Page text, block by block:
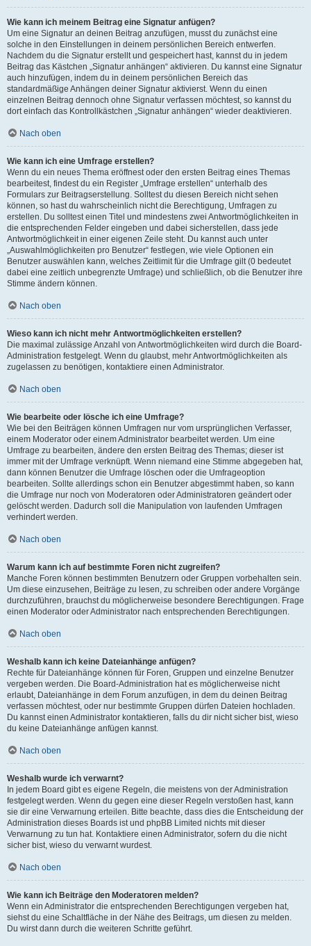
Wie kann ich meinem Beitrag eine Signatur anfügen?
Um eine Signatur an deinen Beitrag anzufügen, musst du zunächst eine
solche in den Einstellungen in deinem persönlichen Bereich entwerfen.
Nachdem du die Signatur erstellt und gespeichert hast, kannst du in jedem
Beitrag das Kästchen „Signatur anhängen“ aktivieren. Du kannst eine Signatur
auch hinzufügen, indem du in deinem persönlichen Bereich das
standardmäßige Anhängen deiner Signatur aktivierst. Wenn du einen
einzelnen Beitrag dennoch ohne Signatur verfassen möchtest, so kannst du
dort einfach das Kontrollkästchen „Signatur anhängen“ wieder deaktivieren.
Nach oben
Wie kann ich eine Umfrage erstellen?
Wenn du ein neues Thema eröffnest oder den ersten Beitrag eines Themas
bearbeitest, findest du ein Register „Umfrage erstellen“ unterhalb des
Formulars zur Beitragserstellung. Solltest du diesen Bereich nicht sehen
können, so hast du wahrscheinlich nicht die Berechtigung, Umfragen zu
erstellen. Du solltest einen Titel und mindestens zwei Antwortmöglichkeiten in
die entsprechenden Felder eingeben und dabei sicherstellen, dass jede
Antwortmöglichkeit in einer eigenen Zeile steht. Du kannst auch unter
„Auswahlmöglichkeiten pro Benutzer“ festlegen, wie viele Optionen ein
Benutzer auswählen kann, welches Zeitlimit für die Umfrage gilt (0 bedeutet
dabei eine zeitlich unbegrenzte Umfrage) und schließlich, ob die Benutzer ihre
Stimme ändern können.
Nach oben
Wieso kann ich nicht mehr Antwortmöglichkeiten erstellen?
Die maximal zulässige Anzahl von Antwortmöglichkeiten wird durch die Board-
Administration festgelegt. Wenn du glaubst, mehr Antwortmöglichkeiten als
zugelassen zu benötigen, kontaktiere einen Administrator.
Nach oben
Wie bearbeite oder lösche ich eine Umfrage?
Wie bei den Beiträgen können Umfragen nur vom ursprünglichen Verfasser,
einem Moderator oder einem Administrator bearbeitet werden. Um eine
Umfrage zu bearbeiten, ändere den ersten Beitrag des Themas; dieser ist
immer mit der Umfrage verknüpft. Wenn niemand eine Stimme abgegeben hat,
dann können Benutzer die Umfrage löschen oder die Umfrageoption
bearbeiten. Sollte allerdings schon ein Benutzer abgestimmt haben, so kann
die Umfrage nur noch von Moderatoren oder Administratoren geändert oder
gelöscht werden. Dadurch soll die Manipulation von laufenden Umfragen
verhindert werden.
Nach oben
Warum kann ich auf bestimmte Foren nicht zugreifen?
Manche Foren können bestimmten Benutzern oder Gruppen vorbehalten sein.
Um diese einzusehen, Beiträge zu lesen, zu schreiben oder andere Vorgänge
durchzuführen, brauchst du möglicherweise besondere Berechtigungen. Frage
einen Moderator oder Administrator nach entsprechenden Berechtigungen.
Nach oben
Weshalb kann ich keine Dateianhänge anfügen?
Rechte für Dateianhänge können für Foren, Gruppen und einzelne Benutzer
vergeben werden. Die Board-Administration hat es möglicherweise nicht
erlaubt, Dateianhänge in dem Forum anzufügen, in dem du deinen Beitrag
verfassen möchtest, oder nur bestimmte Gruppen dürfen Dateien hochladen.
Du kannst einen Administrator kontaktieren, falls du dir nicht sicher bist, wieso
du keine Dateianhänge anfügen kannst.
Nach oben
Weshalb wurde ich verwarnt?
In jedem Board gibt es eigene Regeln, die meistens von der Administration
festgelegt werden. Wenn du gegen eine dieser Regeln verstoßen hast, kann
sie dir eine Verwarnung erteilen. Bitte beachte, dass dies die Entscheidung der
Administration dieses Boards ist und phpBB Limited nichts mit dieser
Verwarnung zu tun hat. Kontaktiere einen Administrator, sofern du die nicht
sicher bist, wieso du verwarnt wurdest.
Nach oben
Wie kann ich Beiträge den Moderatoren melden?
Wenn ein Administrator die entsprechenden Berechtigungen vergeben hat,
siehst du eine Schaltfläche in der Nähe des Beitrags, um diesen zu melden.
Du wirst dann durch die weiteren Schritte geführt.